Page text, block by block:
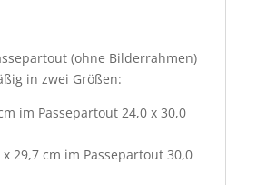
(ohne Bilderrahmen)
in zwei Größen:
im Passepartout 24,0 x 30,0
x 29,7 cm im Passepartout 30,0